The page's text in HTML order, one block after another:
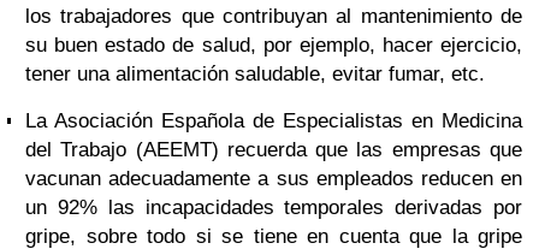
los trabajadores que contribuyan al mantenimiento de
su buen estado de salud, por ejemplo, hacer ejercicio,
tener una alimentación saludable, evitar fumar, etc.
La Asociación Española de Especialistas en Medicina
del Trabajo (AEEMT) recuerda que las empresas que
vacunan adecuadamente a sus empleados reducen en
un 92% las incapacidades temporales derivadas por
gripe, sobre todo si se tiene en cuenta que la gripe